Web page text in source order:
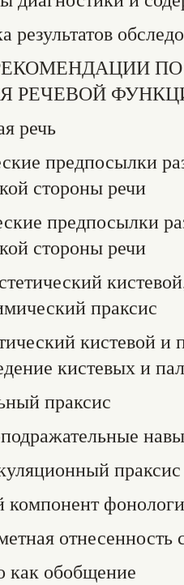
результатов
РЕКОМЕНДАЦИИ
РЕЧЕВОЙ
речь
предпосылки
стороны речи
предпосылки
стороны речи
праксис
кистевой и
кистевых и
праксис
праксис
компонент
отнесенность
как обобщение